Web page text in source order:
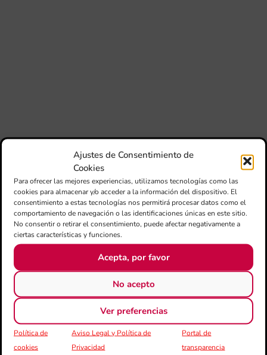
Ajustes de Consentimiento de
Cookies
Para ofrecer las mejores experiencias, utilizamos tecnologías como las
cookies para almacenar y/o acceder a la información del dispositivo. El
consentimiento a estas tecnologías nos permitirá procesar datos como el
comportamiento de navegación o las identificaciones únicas en este sitio.
No consentir o retirar el consentimiento, puede afectar negativamente a
ciertas características y funciones.
Acepta, por favor
No acepto
Ver preferencias
Política de
cookies
Aviso Legal y Política de
Privacidad
Portal de
transparencia
CATEGORÍAS
50 Aniversari